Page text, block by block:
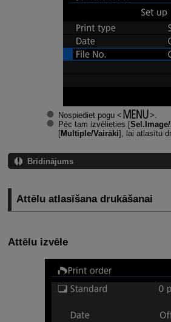
Nospiediet pogu
Pēc tam izvēlieties [
[Multiple/Vairāki], lai atlasītu
Brīdinājums
Attēlu atlasīšana drukāšanai
Attēlu izvēle